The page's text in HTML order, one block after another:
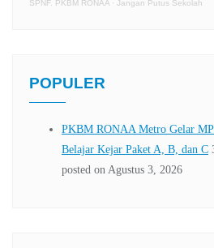
SPNF. PKBM RONAA · Jangan Putus Sekolah
POPULER